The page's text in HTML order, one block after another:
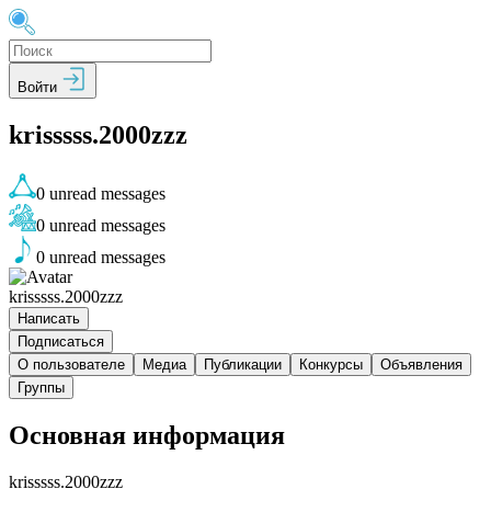
Войти
krisssss.2000zzz
0 unread messages
0 unread messages
0 unread messages
krisssss.2000zzz
Написать
Подписаться
О пользователе
Медиа Публикации Конкурсы
Объявления
Группы
Основная информация
krisssss.2000zzz